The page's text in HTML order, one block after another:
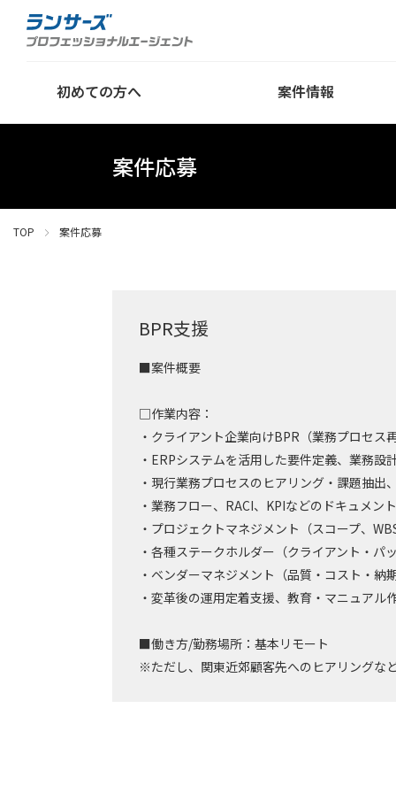
初めての方へ 案件情報
案件応募
TOP 案件応募
BPR支援
■案件概要
□作業内容：
・クライアント企業向けBPR（業務プロセ
・ERPシステムを活用した要件定義、業務設
・現行業務プロセスのヒアリング・課題抽
・業務フロー、RACI、KPIなどのドキュメン
・プロジェクトマネジメント（スコープ、
・各種ステークホルダー（クライアント・
・ベンダーマネジメント（品質・コスト・納
・変革後の運用定着支援、教育・マニュアル
■働き方/勤務場所：基本リモート
※ただし、関東近郊顧客先へのヒアリングな